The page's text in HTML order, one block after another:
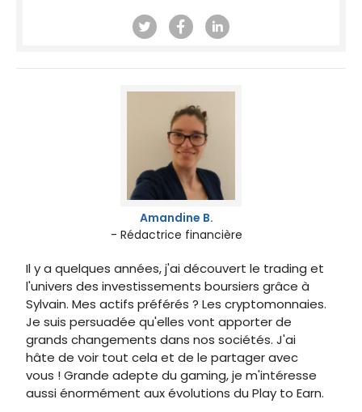
Amandine B.
- Rédactrice financière
Il y a quelques années, j'ai découvert le trading et
l'univers des investissements boursiers grâce à
Sylvain. Mes actifs préférés ? Les cryptomonnaies.
Je suis persuadée qu'elles vont apporter de
grands changements dans nos sociétés. J'ai
hâte de voir tout cela et de le partager avec
vous ! Grande adepte du gaming, je m'intéresse
aussi énormément aux évolutions du Play to Earn.